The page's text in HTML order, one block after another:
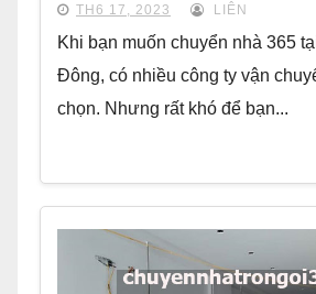
TH6 17, 2023 LIÊN
Khi bạn muốn chuyển nhà 365
Đông, có nhiều công ty vận
chọn. Nhưng rất khó để bạn...